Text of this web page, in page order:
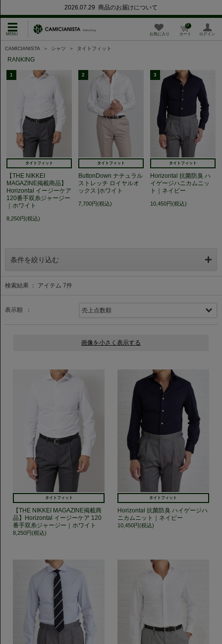
2026.07.29 商品のお届けについて
お気に入り カート
0
ログイン
CAMICIANISTA ＞ シャツ ＞ タイトフィット
RANKING
1
タイトフィット
【THE NIKKEI
MAGAZINE掲載商品】
Horizontal イージーケア
120番手双糸ジャージー
｜ホワイト
8,250円(税込)
2
タイトフィット
ButtonDown ナチュラル
ストレッチ ロイヤルオ
ックス |ホワイト
7,700円(税込)
3
タイトフィット
Horizontal 抗菌防臭 ハ
イゲージハニカムニッ
ト｜ネイビー
10,450円(税込)
条件を絞り込む
検索結果 ： アイテム 7件
表示順 ：
タイトフィット
【THE NIKKEI MAGAZINE掲載商
品】Horizontal イージーケア 120
番手双糸ジャージー｜ホワイト
8,250円(税込)
タイトフィット
Horizontal 抗菌防臭 ハイゲージハ
ニカムニット｜ネイビー
10,450円(税込)